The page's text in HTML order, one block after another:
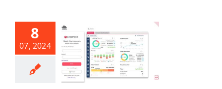
8
07, 2024
Lebih
dan Akurat
Accurate